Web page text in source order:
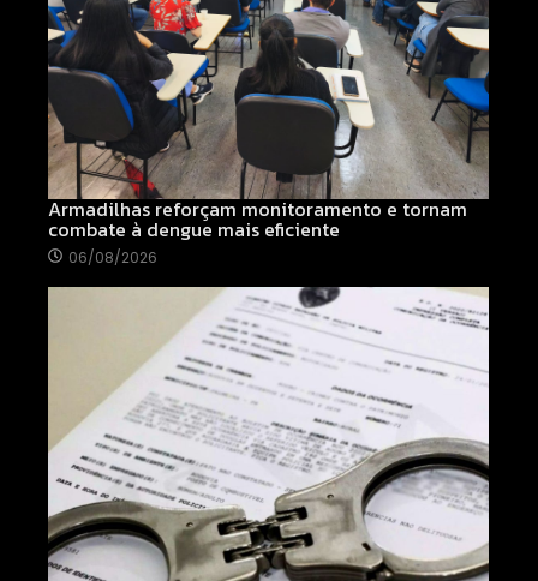
Armadilhas reforçam monitoramento e tornam
combate à dengue mais eficiente
06/08/2026